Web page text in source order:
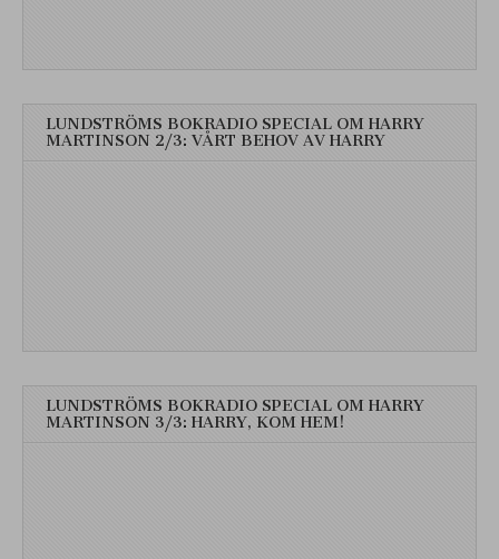
LUNDSTRÖMS BOKRADIO SPECIAL OM HARRY
MARTINSON 2/3: VÅRT BEHOV AV HARRY
LUNDSTRÖMS BOKRADIO SPECIAL OM HARRY
MARTINSON 3/3: HARRY, KOM HEM!